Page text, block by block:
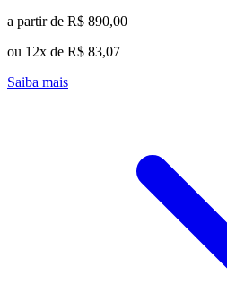
a partir de R$ 890,00
ou 12x de R$ 83,07
Saiba mais